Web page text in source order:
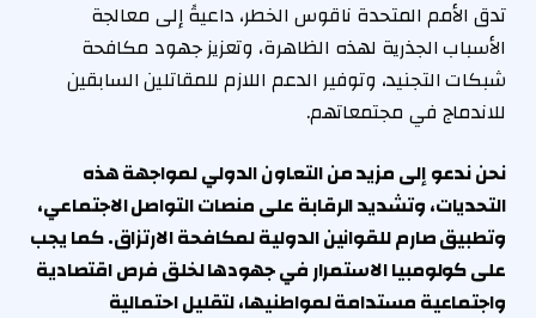
تدق الأمم المتحدة ناقوس الخطر، داعيةً إلى معالجة
الأسباب الجذرية لهذه الظاهرة، وتعزيز جهود مكافحة
شبكات التجنيد، وتوفير الدعم اللازم للمقاتلين السابقين
للاندماج في مجتمعاتهم.
نحن ندعو إلى مزيد من التعاون الدولي لمواجهة هذه
التحديات، وتشديد الرقابة على منصات التواصل الاجتماعي،
وتطبيق صارم للقوانين الدولية لمكافحة الارتزاق. كما يجب
على كولومبيا الاستمرار في جهودها لخلق فرص اقتصادية
واجتماعية مستدامة لمواطنيها، لتقليل احتمالية